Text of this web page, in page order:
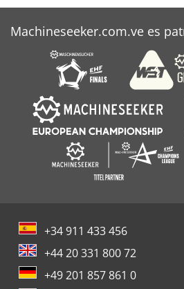
Machineseeker.com.ve es
+34 911 433 456
+44 20 331 800 72
+49 201 857 861 0